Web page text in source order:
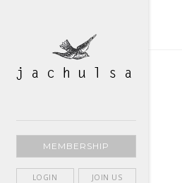
MEMBERSHIP
LOGIN JOIN US